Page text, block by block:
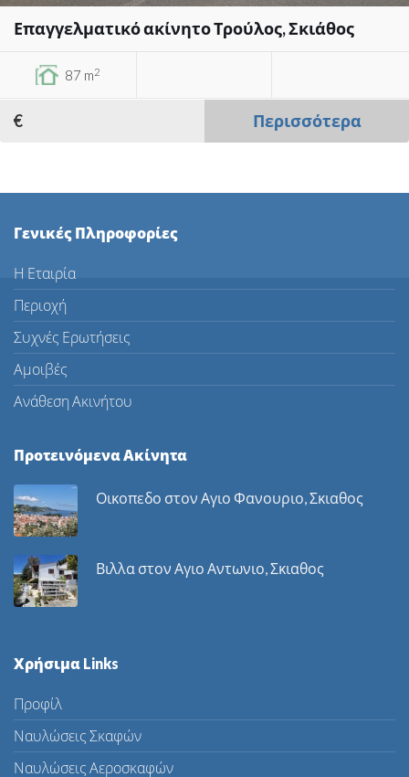
Επαγγελματικό ακίνητο Τρούλος, Σκιάθος
87 m2
€ Περισσότερα
Γενικές Πληροφορίες
Η Εταιρία
Περιοχή
Συχνές Ερωτήσεις
Αμοιβές
Ανάθεση Ακινήτου
Προτεινόμενα Ακίνητα
Οικοπεδο στον Αγιο Φανουριο, Σκιαθος
Βιλλα στον Αγιο Αντωνιο, Σκιαθος
Χρήσιμα Links
Προφίλ
Ναυλώσεις Σκαφών
Ναυλώσεις Αεροσκαφών